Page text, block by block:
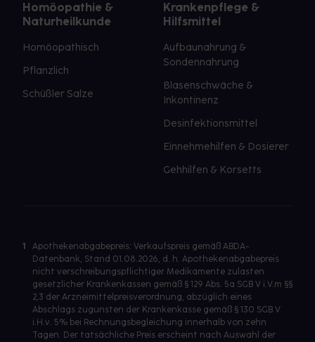
Homöopathie &
Naturheilkunde
Homöopathisch
Pflanzlich
Schüßler Salze
Krankenpflege &
Hilfsmittel
Aufbaunahrung &
Sondennahrung
Blasenschwäche &
Inkontinenz
Desinfektionsmittel
Einnehmehilfen & Dosierer
Gehhilfen & Korsetts
1
Apothekenabgabepreis: Verkaufspreis gemäß ABDA-
Datenbank, Stand 01.08.2026, d. h. Apothekenabgabepreis
nicht verschreibungspflichtiger Medikamente zulasten
gesetzlicher Krankenkassen gemäß § 129 Abs. 5a SGB V i.V.m §§
2,3 der Arzneimittelpreisverordnung, abzüglich eines
Abschlags zugunsten der Krankenkasse gemäß § 130 SGB V
i.H.v. 5% bei Rechnungsbegleichung innerhalb von zehn
Tagen. Der tatsächliche Preis erscheint nach Auswahl der